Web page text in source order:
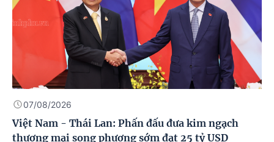
07/08/2026
Việt Nam - Thái Lan: Phấn đấu đưa kim ngạch
thương mại song phương sớm đạt 25 tỷ USD